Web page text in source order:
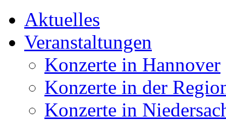
Aktuelles
Veranstaltungen
Konzerte in Hannover
Konzerte in der
Konzerte in